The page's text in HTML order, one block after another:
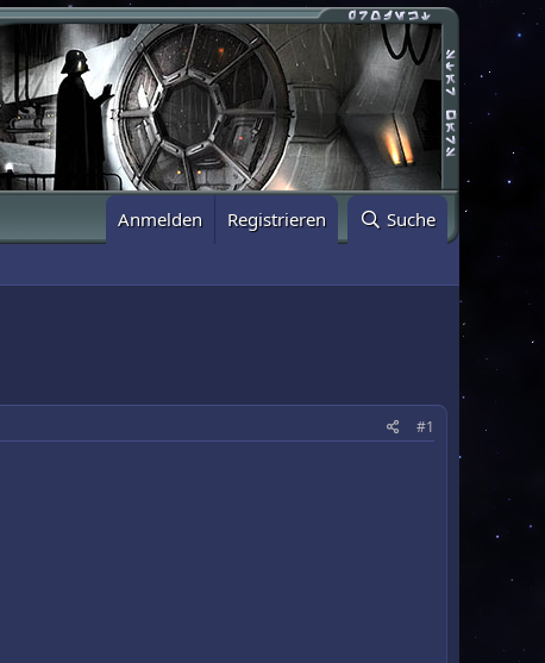
Anmelden Registrieren Suche
#1